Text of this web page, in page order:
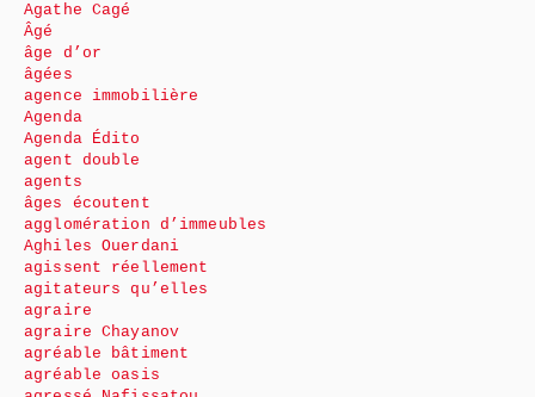
Agathe Cagé
Âgé
âge d’or
âgées
agence immobilière
Agenda
Agenda Édito
agent double
agents
âges écoutent
agglomération d’immeubles
Aghiles Ouerdani
agissent réellement
agitateurs qu’elles
agraire
agraire Chayanov
agréable bâtiment
agréable oasis